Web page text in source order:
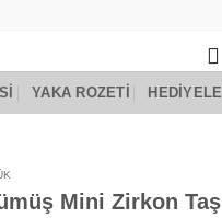
YAKA ROZETI
Mini Zirkon